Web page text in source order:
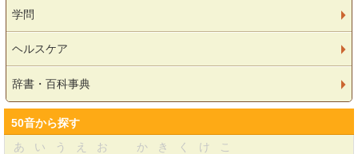
学問
ヘルスケア
辞書・百科事典
50音から探す
あ
い う え お か き く け
こ